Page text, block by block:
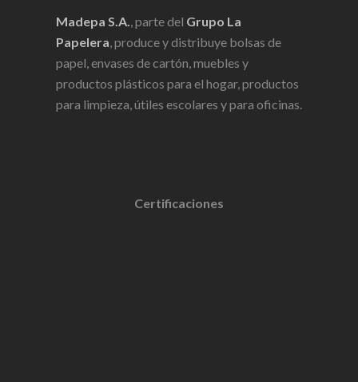
Madepa S.A., parte del Grupo La
Papelera, produce y distribuye bolsas de
papel, envases de cartón, muebles y
productos plásticos para el hogar, productos
para limpieza, útiles escolares y para oficinas.
Certificaciones